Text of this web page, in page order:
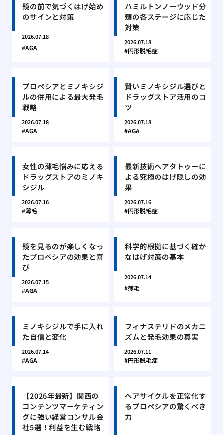
鏡の前で気づくはげ始め
のサインと対策
2026.07.18
AGA
ハミルトンノーウッド分
類の各ステージに応じた
対策
2026.07.18
円形脱毛症
プロペシアとミノキシジ
ルの併用による最大発毛
戦略
2026.07.18
AGA
賢いミノキシジル選びと
ドラッグストア活用のコ
ツ
2026.07.18
AGA
女性の薄毛悩みに応える
ドラッグストアのミノキ
シジル
2026.07.16
薄毛
最新技術ヘアタトゥーに
よる究極のはげ隠しの効
果
2026.07.16
円形脱毛症
鏡を見るのが楽しくなっ
たプロペシアの効果と喜
び
2026.07.15
AGA
科学的根拠に基づく確か
なはげ対策の基本
2026.07.14
薄毛
ミノキシジルで手に入れ
た自信と変化
2026.07.14
AGA
フィナステリドのメカニ
ズムと発毛効果の真実
2026.07.11
円形脱毛症
【2026年最新】関西の
コンテンツマーケティン
グに強い経営コンサル会
社5選！利益を生む戦略
ヘアサイクルを正常化す
るプロペシアの驚くべき
力